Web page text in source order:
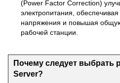
(Power Factor Correction)
электропитания,
напряжения и повышая
рабочей станции.
Почему следует выбрать
Server?